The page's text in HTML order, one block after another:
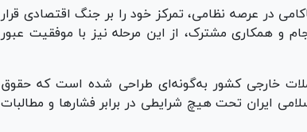
در عرصه نظامی، تمرکز خود را بر جنگ اقتصادی قرار
همکاری مشترک، از این مرحله نیز با موفقیت عبور
خارجی کشور به‌گونه‌ای طراحی شده است که حقوق
ایران تحت هیچ شرایطی در برابر فشار‌ها و مطالبات